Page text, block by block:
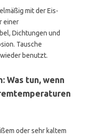
mit der Eis-
einer
Dichtungen und
Tausche
benutzt.
Was tun, wenn
oder sehr kaltem